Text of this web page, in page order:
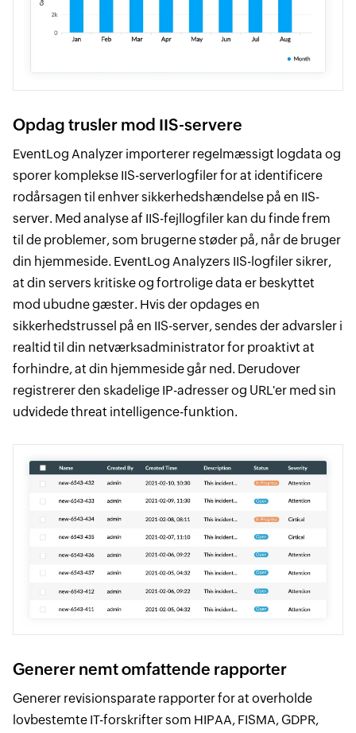
Opdag trusler mod IIS-servere
EventLog Analyzer importerer regelmæssigt logdata og
sporer komplekse IIS-serverlogfiler for at identificere
rodårsagen til enhver sikkerhedshændelse på en IIS-
server. Med analyse af IIS-fejllogfiler kan du finde frem
til de problemer, som brugerne støder på, når de bruger
din hjemmeside. EventLog Analyzers IIS-logfiler sikrer,
at din servers kritiske og fortrolige data er beskyttet
mod ubudne gæster. Hvis der opdages en
sikkerhedstrussel på en IIS-server, sendes der advarsler i
realtid til din netværksadministrator for proaktivt at
forhindre, at din hjemmeside går ned. Derudover
registrerer den skadelige IP-adresser og URL'er med sin
udvidede threat intelligence-funktion.
Generer nemt omfattende rapporter
Generer revisionsparate rapporter for at overholde
lovbestemte IT-forskrifter som HIPAA, FISMA, GDPR,